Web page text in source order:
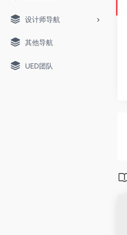
设计师导航
其他导航
UED团队